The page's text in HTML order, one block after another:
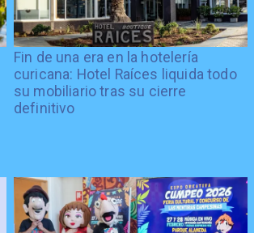
Fin de una era en la hotelería
curicana: Hotel Raíces liquida todo
su mobiliario tras su cierre
definitivo